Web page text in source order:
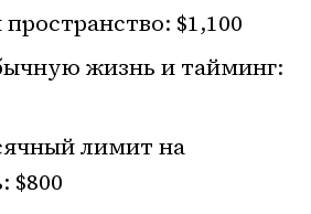
$1,100
жизнь и тайминг:
лимит на
$800